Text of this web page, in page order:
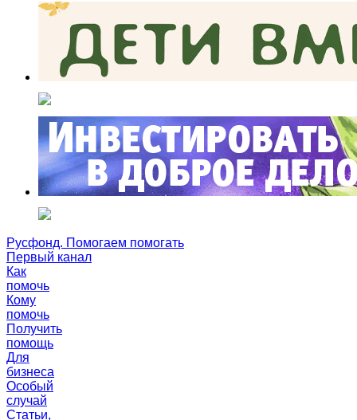
Русфонд. Помогаем помогать
Первый канал
Как
помочь
Кому
помочь
Получить
помощь
Для
бизнеса
Особый
случай
Статьи,